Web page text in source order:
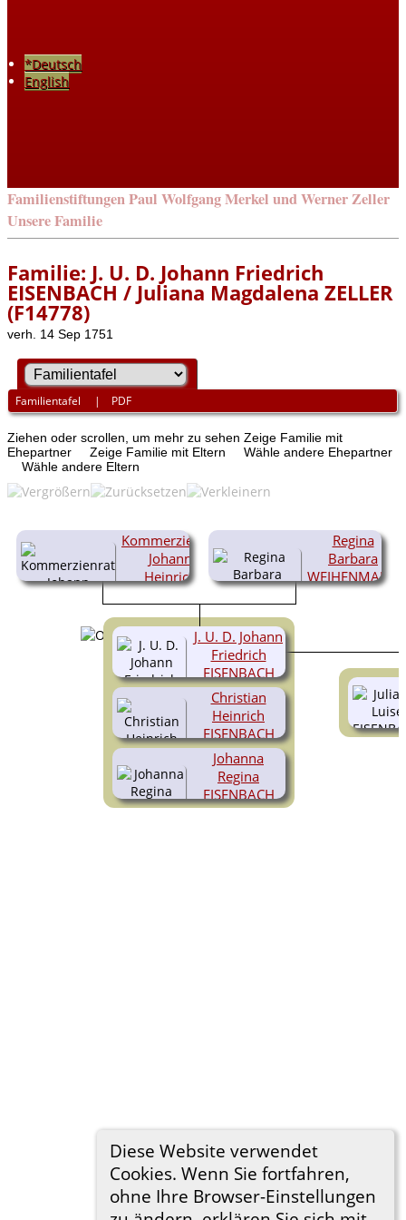
*Deutsch
English
Familienstiftungen Paul Wolfgang Merkel und Werner Zeller
Unsere Familie
Diese Website verwendet
Cookies. Wenn Sie fortfahren,
ohne Ihre Browser-Einstellungen
Familie: J. U. D. Johann Friedrich
EISENBACH / Juliana Magdalena ZELLER
(F14778)
verh. 14 Sep 1751
Familientafel | PDF
Ziehen oder scrollen, um mehr zu sehen Zeige Familie mit
Ehepartner
Zeige Familie mit Eltern
Wähle andere Ehepartner
Wähle andere Eltern
Kommerzienrat
Johann
Heinrich
1733)
Regina
Barbara
WEIHENMAJER
(1707-
Christian
Heinrich
EISENBACH
(1730-1762)
Johanna
Regina
EISENBACH
(1733-
J. U. D. Johann
Friedrich
EISENBACH
(1728-1801)